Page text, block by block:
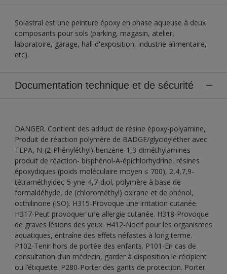
Solastral est une peinture époxy en phase aqueuse à deux
composants pour sols (parking, magasin, atelier,
laboratoire, garage, hall d'exposition, industrie alimentaire,
etc).
Documentation technique et de sécurité
DANGER. Contient des adduct de résine époxy-polyamine,
Produit de réaction polymère de BADGE/glycidyléther avec
TEPA, N-(2-Phényléthyl)-benzène-1,3-diméthylamines
produit de réaction- bisphénol-A-épichlorhydrine, résines
époxydiques (poids moléculaire moyen ≤ 700), 2,4,7,9-
tétraméthyldec-5-yne-4,7-diol, polymère à base de
formaldéhyde, de (chlorométhyl) oxirane et de phénol,
octhilinone (ISO). H315-Provoque une irritation cutanée.
H317-Peut provoquer une allergie cutanée. H318-Provoque
de graves lésions des yeux. H412-Nocif pour les organismes
aquatiques, entraîne des effets néfastes à long terme.
P102-Tenir hors de portée des enfants. P101-En cas de
consultation d’un médecin, garder à disposition le récipient
ou l’étiquette. P280-Porter des gants de protection. Porter